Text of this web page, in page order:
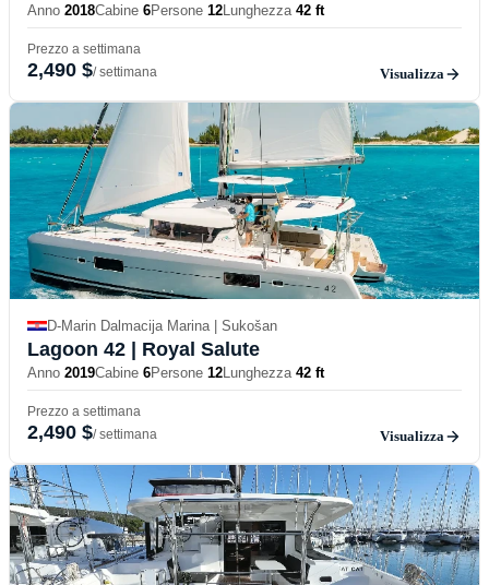
Anno 2018Cabine 6Persone 12Lunghezza 42 ft
Prezzo a settimana
2,490 $/ settimana Visualizza
D-Marin Dalmacija Marina | Sukošan
Lagoon 42 | Royal Salute
Anno 2019Cabine 6Persone 12Lunghezza 42 ft
Prezzo a settimana
2,490 $/ settimana Visualizza